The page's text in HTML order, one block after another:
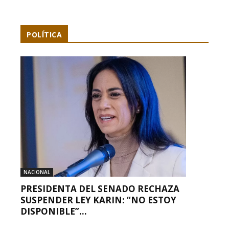
POLÍTICA
NACIONAL
PRESIDENTA DEL SENADO RECHAZA
SUSPENDER LEY KARIN: “NO ESTOY
DISPONIBLE”...